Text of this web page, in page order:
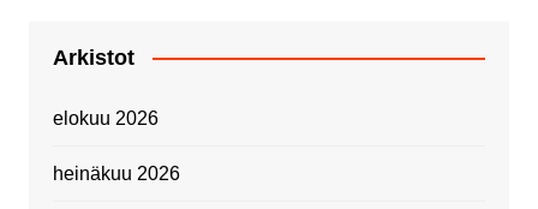
Arkistot
elokuu 2026
heinäkuu 2026